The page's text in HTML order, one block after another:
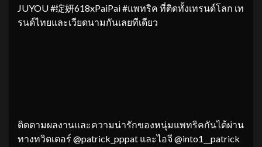
JUYOU​ #绽妍618xPaiPai #แพทริค ที่ติดทั้งเทรนด์โลก​ เท
รนด์ไทย​และเวียดนาม​กันเลยทีเดียว
ติดตามผลงานและความน่ารักของหนุ่มแพทริคกันได้ผ่าน
ทางทวิตเตอร์ @patrick_pppat และไอจี @into1__patrick​